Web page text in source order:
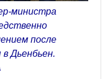
министра
после
Дьенбьен.